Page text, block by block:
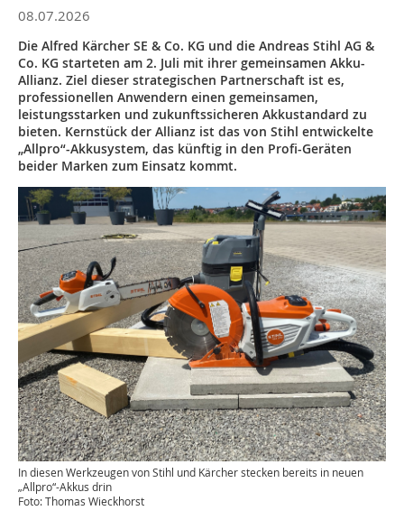
08.07.2026
Die Alfred Kärcher SE & Co. KG und die Andreas Stihl AG &
Co. KG starteten am 2. Juli mit ihrer gemeinsamen Akku-
Allianz. Ziel dieser strategischen Partnerschaft ist es,
professionellen Anwendern einen gemeinsamen,
leistungsstarken und zukunftssicheren Akkustandard zu
bieten. Kernstück der Allianz ist das von Stihl entwickelte
„Allpro“-Akkusystem, das künftig in den Profi-Geräten
beider Marken zum Einsatz kommt.
In diesen Werkzeugen von Stihl und Kärcher stecken bereits in neuen
„Allpro“-Akkus drin
Foto: Thomas Wieckhorst